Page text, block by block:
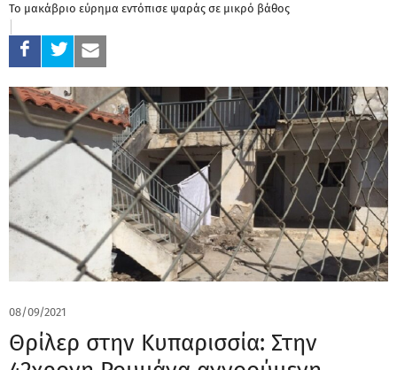
Το μακάβριο εύρημα εντόπισε ψαράς σε μικρό βάθος
08/09/2021
Θρίλερ στην Κυπαρισσία: Στην